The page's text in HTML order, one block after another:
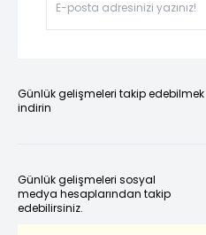
Günlük gelişmeleri takip
indirin
Günlük gelişmeleri sosyal
medya hesaplarından takip
edebilirsiniz.